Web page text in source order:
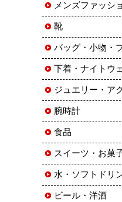
メンズファッシ
靴
バッグ・小物・
下着・ナイトウ
ジュエリー・ア
腕時計
食品
スイーツ・お菓
水・ソフトドリ
ビール・洋酒